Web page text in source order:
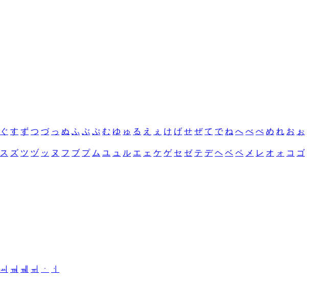
ぐ す ず つ づ っ ぬ ふ ぶ ぷ む ゆ ゅ る え ぇ け げ せ ぜ て で ね へ べ ぺ め れ お ぉ
ス ズ ツ ヅ ッ ヌ フ ブ プ ム ユ ュ ル エ ェ ケ ゲ セ ゼ テ デ ヘ ベ ペ メ レ オ ォ コ ゴ
ㆉ ㆊ ㆋ ㆌ ㆍ
ㆎ